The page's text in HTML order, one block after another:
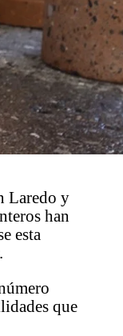
Laredo y
han
esta
que